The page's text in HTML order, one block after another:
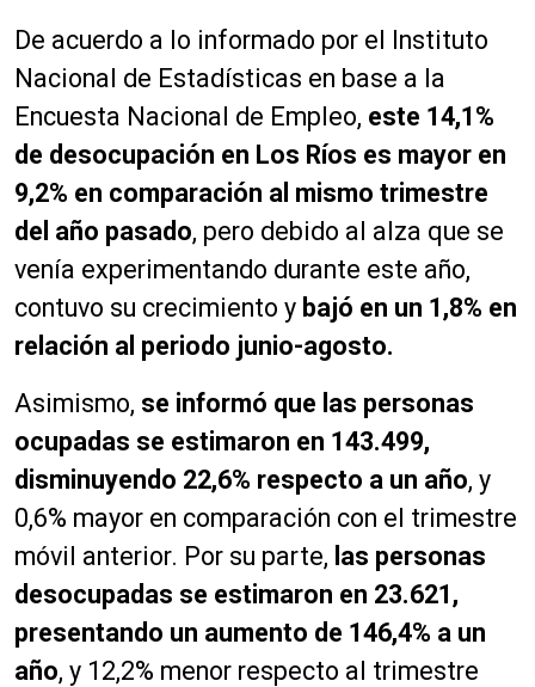
De acuerdo a lo informado por el Instituto
Nacional de Estadísticas en base a la
Encuesta Nacional de Empleo, este 14,1%
de desocupación en Los Ríos es mayor en
9,2% en comparación al mismo trimestre
del año pasado, pero debido al alza que se
venía experimentando durante este año,
contuvo su crecimiento y bajó en un 1,8% en
relación al periodo junio-agosto.
Asimismo, se informó que las personas
ocupadas se estimaron en 143.499,
disminuyendo 22,6% respecto a un año, y
0,6% mayor en comparación con el trimestre
móvil anterior. Por su parte, las personas
desocupadas se estimaron en 23.621,
presentando un aumento de 146,4% a un
año, y 12,2% menor respecto al trimestre